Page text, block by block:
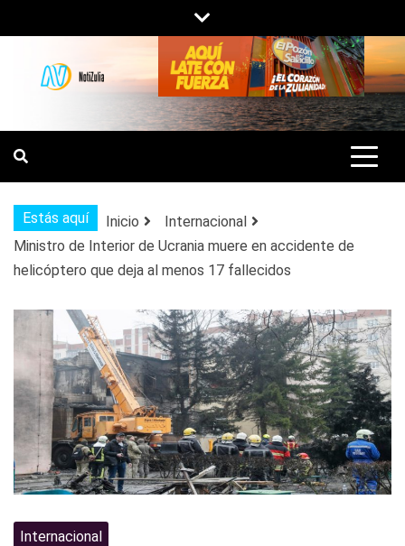
al
contenido
NOTIZULIA
NOTICIAS DEL ZULIA, VENEZUELA Y
DE INTERÉS GENERAL.
Estás aquí Inicio
Internacional
Ministro de Interior de Ucrania muere en accidente de
helicóptero que deja al menos 17 fallecidos
Internacional